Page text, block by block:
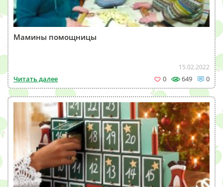
Мамины помощницы
15.02.2022
Читать далее 0 649 0